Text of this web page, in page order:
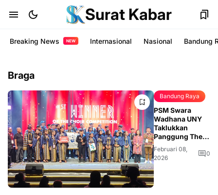
Surat Kabar
Breaking News NEW Internasional Nasional Bandung
Braga
Bandung Raya
PSM Swara
Wadhana UNY
Taklukkan
Panggung The
Voice Fest
Erlangga 2026
di Braga
Februari 08,
2026
0